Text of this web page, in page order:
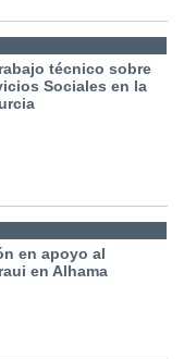
técnico sobre
Sociales en la
en apoyo al
en Alhama